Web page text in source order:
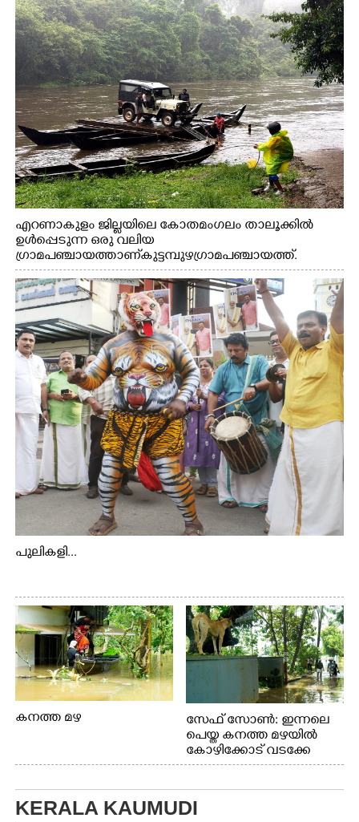
എറണാകുളം ജില്ലയിലെ കോതമംഗലം താലൂക്കിൽ
ഉൾപ്പെടുന്ന ഒരു വലിയ
ഗ്രാമപഞ്ചായത്താണ് കുട്ടമ്പുഴ ഗ്രാമ പഞ്ചായത്ത്.
ആദിവാസി ഊരുകളായ വെള്ളാരംകുത്ത്, കത്തിപ്പാറ,
ഉറിയംപെട്ടി, തേക്കല്ല്, വെട്ടിക്കല്ല്, മഞ്ചപ്പാറ എന്നീ ആറു
സ്ഥലങ്ങളിലേക്കുള്ള പ്രധാന സഞ്ചാര മാർഗമാണ് ഈ
കാണുന്ന കടത്ത് വള്ളം
പുലികളി...
കനത്ത മഴ
സേഫ് സോൺ: ഇന്നലെ
പെയ്ത കനത്ത മഴയിൽ
കോഴിക്കോട് വടക്കേ
വയലിൽ വെള്ളം
വീട്ടുസാധനങ്ങളുമായി
വെള്ളത്തിലൂടെ
KERALA KAUMUDI